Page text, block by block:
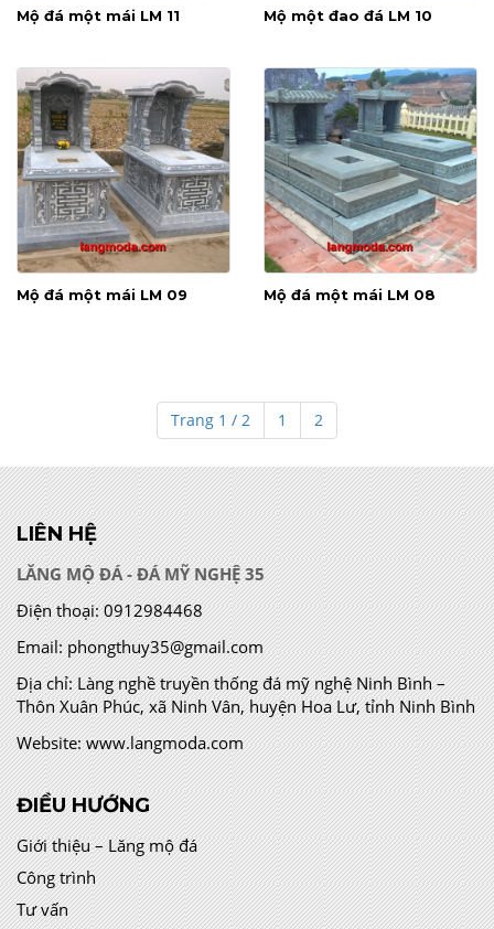
Mộ đá một mái LM 11 Mộ một đao đá LM 10
Mộ đá một mái LM 09 Mộ đá một mái LM 08
Trang 1 / 2 1 2
LIÊN HỆ
LĂNG MỘ ĐÁ - ĐÁ MỸ NGHỆ 35
Điện thoại: 0912984468
Email: phongthuy35@gmail.com
Địa chỉ:Làng nghề truyền thống đá mỹ nghệ Ninh Bình –
Thôn Xuân Phúc, xã Ninh Vân, huyện Hoa Lư, tỉnh Ninh Bình
Website: www.langmoda.com
ĐIỀU HƯỚNG
Giới thiệu – Lăng mộ đá
Công trình
Tư vấn